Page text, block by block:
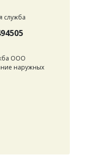
служба
ООО
наружных